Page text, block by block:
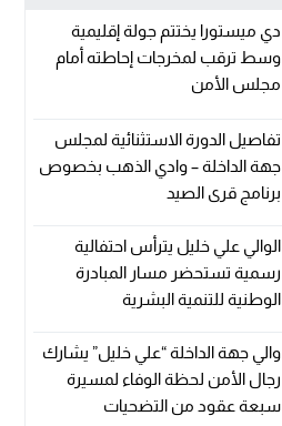
دي ميستورا يختتم جولة إقليمية
وسط ترقب لمخرجات إحاطته أمام
مجلس الأمن
تفاصيل الدورة الاستثنائية لمجلس
جهة الداخلة – وادي الذهب بخصوص
برنامج قرى الصيد
الوالي علي خليل يترأس احتفالية
رسمية تستحضر مسار المبادرة
الوطنية للتنمية البشرية
والي جهة الداخلة “علي خليل” يشارك
رجال الأمن لحظة الوفاء لمسيرة
سبعة عقود من التضحيات